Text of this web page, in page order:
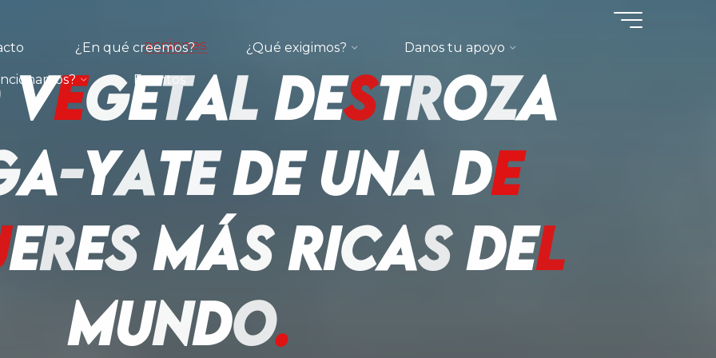
¿En qué creemos? ¿Qué exigimos? Danos tu apoyo
Eventos
acciones
Vegetal destroza
a-yate de una de
eres más ricas del
mundo.